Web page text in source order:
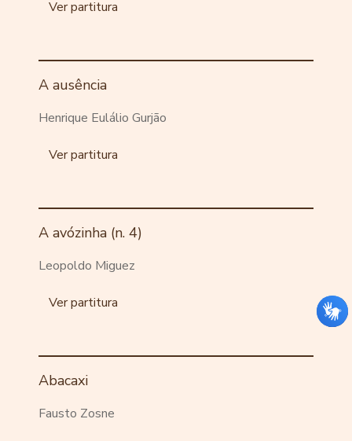
Ver partitura
A ausência
Henrique Eulálio Gurjão
Ver partitura
A avózinha (n. 4)
Leopoldo Miguez
Ver partitura
Abacaxi
Fausto Zosne